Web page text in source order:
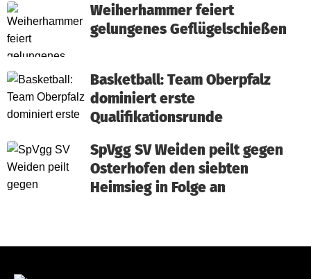
Weiherhammer feiert
gelungenes Geflügelschießen
Basketball: Team Oberpfalz
dominiert erste
Qualifikationsrunde
SpVgg SV Weiden peilt gegen
Osterhofen den siebten
Heimsieg in Folge an